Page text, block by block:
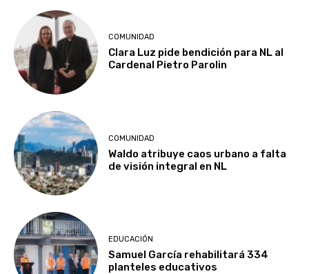
COMUNIDAD
Clara Luz pide bendición para NL al
Cardenal Pietro Parolin
COMUNIDAD
Waldo atribuye caos urbano a falta
de visión integral en NL
EDUCACIÓN
Samuel García rehabilitará 334
planteles educativos